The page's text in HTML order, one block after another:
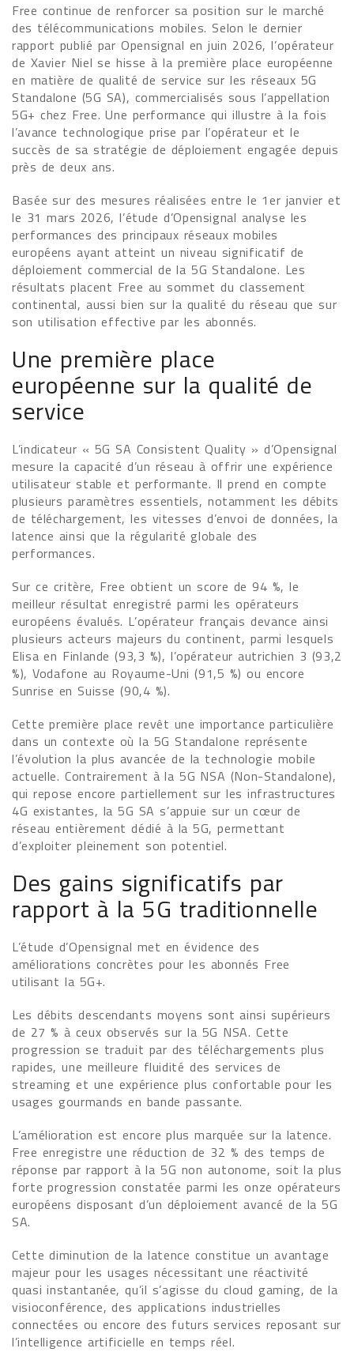
Free continue de renforcer sa position sur le marché
des télécommunications mobiles. Selon le dernier
rapport publié par Opensignal en juin 2026, l’opérateur
de Xavier Niel se hisse à la première place européenne
en matière de qualité de service sur les réseaux 5G
Standalone (5G SA), commercialisés sous l’appellation
5G+ chez Free. Une performance qui illustre à la fois
l’avance technologique prise par l’opérateur et le
succès de sa stratégie de déploiement engagée depuis
près de deux ans.
Basée sur des mesures réalisées entre le 1er janvier et
le 31 mars 2026, l’étude d’Opensignal analyse les
performances des principaux réseaux mobiles
européens ayant atteint un niveau significatif de
déploiement commercial de la 5G Standalone. Les
résultats placent Free au sommet du classement
continental, aussi bien sur la qualité du réseau que sur
son utilisation effective par les abonnés.
Une première place
européenne sur la qualité de
service
L’indicateur « 5G SA Consistent Quality » d’Opensignal
mesure la capacité d’un réseau à offrir une expérience
utilisateur stable et performante. Il prend en compte
plusieurs paramètres essentiels, notamment les débits
de téléchargement, les vitesses d’envoi de données, la
latence ainsi que la régularité globale des
performances.
Sur ce critère, Free obtient un score de 94 %, le
meilleur résultat enregistré parmi les opérateurs
européens évalués. L’opérateur français devance ainsi
plusieurs acteurs majeurs du continent, parmi lesquels
Elisa en Finlande (93,3 %), l’opérateur autrichien 3 (93,2
%), Vodafone au Royaume-Uni (91,5 %) ou encore
Sunrise en Suisse (90,4 %).
Cette première place revêt une importance particulière
dans un contexte où la 5G Standalone représente
l’évolution la plus avancée de la technologie mobile
actuelle. Contrairement à la 5G NSA (Non-Standalone),
qui repose encore partiellement sur les infrastructures
4G existantes, la 5G SA s’appuie sur un cœur de
réseau entièrement dédié à la 5G, permettant
d’exploiter pleinement son potentiel.
Des gains significatifs par
rapport à la 5G traditionnelle
L’étude d’Opensignal met en évidence des
améliorations concrètes pour les abonnés Free
utilisant la 5G+.
Les débits descendants moyens sont ainsi supérieurs
de 27 % à ceux observés sur la 5G NSA. Cette
progression se traduit par des téléchargements plus
rapides, une meilleure fluidité des services de
streaming et une expérience plus confortable pour les
usages gourmands en bande passante.
L’amélioration est encore plus marquée sur la latence.
Free enregistre une réduction de 32 % des temps de
réponse par rapport à la 5G non autonome, soit la plus
forte progression constatée parmi les onze opérateurs
européens disposant d’un déploiement avancé de la 5G
SA.
Cette diminution de la latence constitue un avantage
majeur pour les usages nécessitant une réactivité
quasi instantanée, qu’il s’agisse du cloud gaming, de la
visioconférence, des applications industrielles
connectées ou encore des futurs services reposant sur
l’intelligence artificielle en temps réel.